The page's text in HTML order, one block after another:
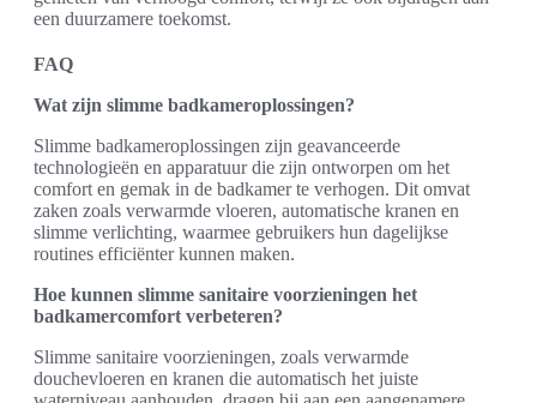
een duurzamere toekomst.
FAQ
Wat zijn slimme badkameroplossingen?
Slimme badkameroplossingen zijn geavanceerde
technologieën en apparatuur die zijn ontworpen om het
comfort en gemak in de badkamer te verhogen. Dit omvat
zaken zoals verwarmde vloeren, automatische kranen en
slimme verlichting, waarmee gebruikers hun dagelijkse
routines efficiënter kunnen maken.
Hoe kunnen slimme sanitaire voorzieningen het
badkamercomfort verbeteren?
Slimme sanitaire voorzieningen, zoals verwarmde
douchevloeren en kranen die automatisch het juiste